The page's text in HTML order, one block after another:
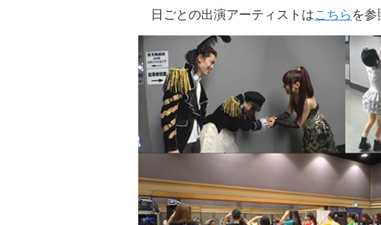
日ごとの出演アーティストはこちら を参